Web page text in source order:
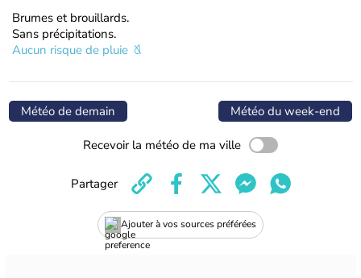
Brumes et brouillards.
Sans précipitations.
Aucun risque de pluie
Météo de demain Météo du week-end
Recevoir la météo de ma ville
Ajouter à vos sources préférées
Partager